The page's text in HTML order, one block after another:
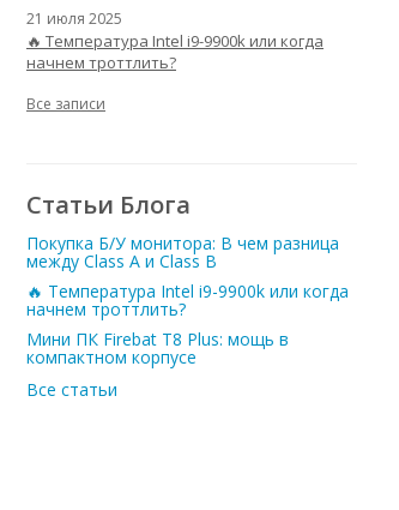
21 июля 2025
🔥 Температура Intel i9-9900k или когда
начнем троттлить?
Все записи
Статьи Блога
Покупка Б/У монитора: В чем разница
между Class A и Class B
🔥 Температура Intel i9-9900k или когда
начнем троттлить?
Мини ПК Firebat T8 Plus: мощь в
компактном корпусе
Все статьи